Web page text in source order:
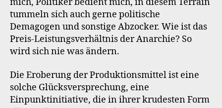
mich, Politiker bedient mich, in diesem Terrain
tummeln sich auch gerne politische
Demagogen und sonstige Abzocker. Wie ist das
Preis-Leistungsverhältnis der Anarchie? So
wird sich nie was ändern.
Die Eroberung der Produktionsmittel ist eine
solche Glücksversprechung, eine
Einpunktinitiative, die in ihrer krudesten Form